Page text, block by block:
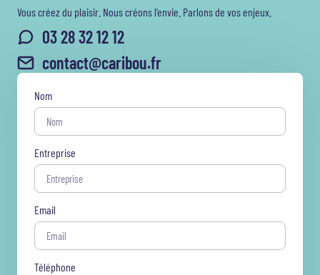
Vous créez du plaisir. Nous créons l’envie. Parlons de vos enjeux.
03 28 32 12 12
contact@caribou.fr
Nom
Entreprise
Email
Téléphone